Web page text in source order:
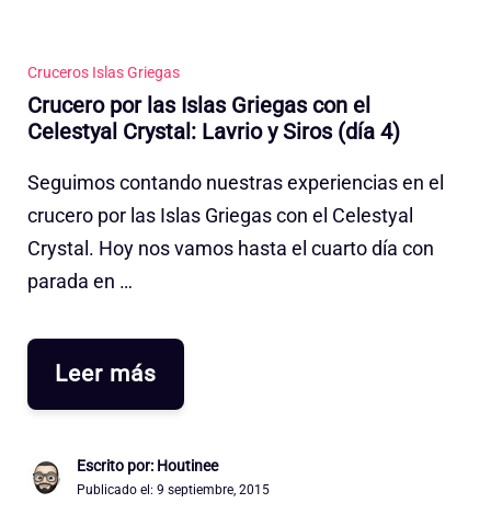
Cruceros Islas Griegas
Crucero por las Islas Griegas con el
Celestyal Crystal: Lavrio y Siros (día 4)
Seguimos contando nuestras experiencias en el
crucero por las Islas Griegas con el Celestyal
Crystal. Hoy nos vamos hasta el cuarto día con
parada en …
Leer más
Escrito por: Houtinee
Publicado el: 9 septiembre, 2015